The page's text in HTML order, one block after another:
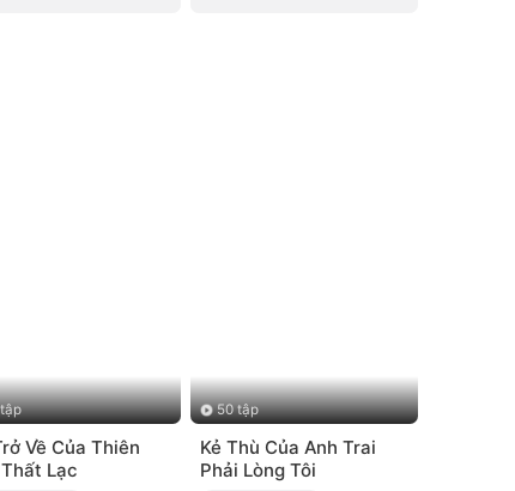
Về Của Thiên
Lạc
50 tập
Kẻ Thù Của Anh Trai
Phải Lòng Tôi